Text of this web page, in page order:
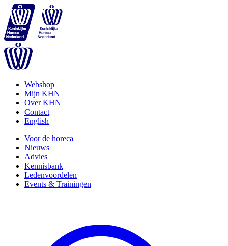
Webshop
Mijn KHN
Over KHN
Contact
English
Voor de horeca
Nieuws
Advies
Kennisbank
Ledenvoordelen
Events & Trainingen